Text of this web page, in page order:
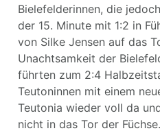
Bielefelderinnen, die
der 15. Minute mit 1:2 in
von Silke Jensen auf das
Unachtsamkeit der
führten zum 2:4
Teutoninnen mit einem
Teutonia wieder voll da
nicht in das Tor der